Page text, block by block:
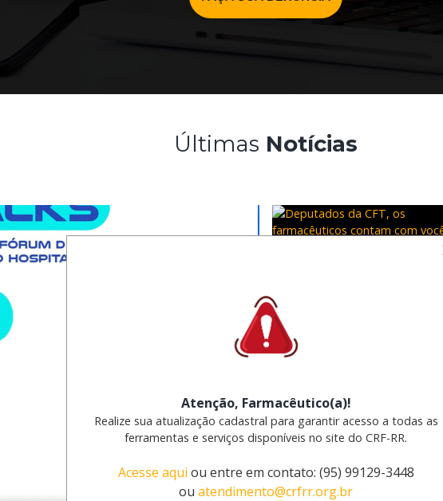
Últimas Notícias
Deputados da CFT, os
farmacêuticos contam com
vocês!
Atenção, Farmacêutico(a)!
Realize sua atualização cadastral para garantir acesso a todas as
ferramentas e serviços disponíveis no site do CRF-RR.
Acesse aqui ou entre em contato: (95) 99129-3448
ou atendimento@crfrr.org.br